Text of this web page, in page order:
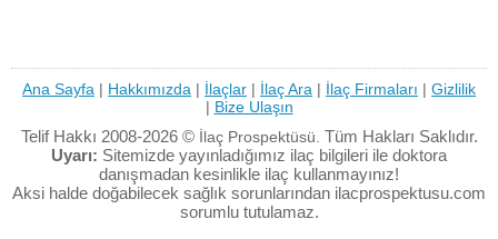
Ana Sayfa | Hakkımızda | İlaçlar | İlaç Ara | İlaç Firmaları | Gizlilik
| Bize Ulaşın
Telif Hakkı 2008-2026 © İlaç Prospektüsü. Tüm Hakları Saklıdır.
Uyarı: Sitemizde yayınladığımız ilaç bilgileri ile doktora
danışmadan kesinlikle ilaç kullanmayınız!
Aksi halde doğabilecek sağlık sorunlarından ilacprospektusu.com
sorumlu tutulamaz.